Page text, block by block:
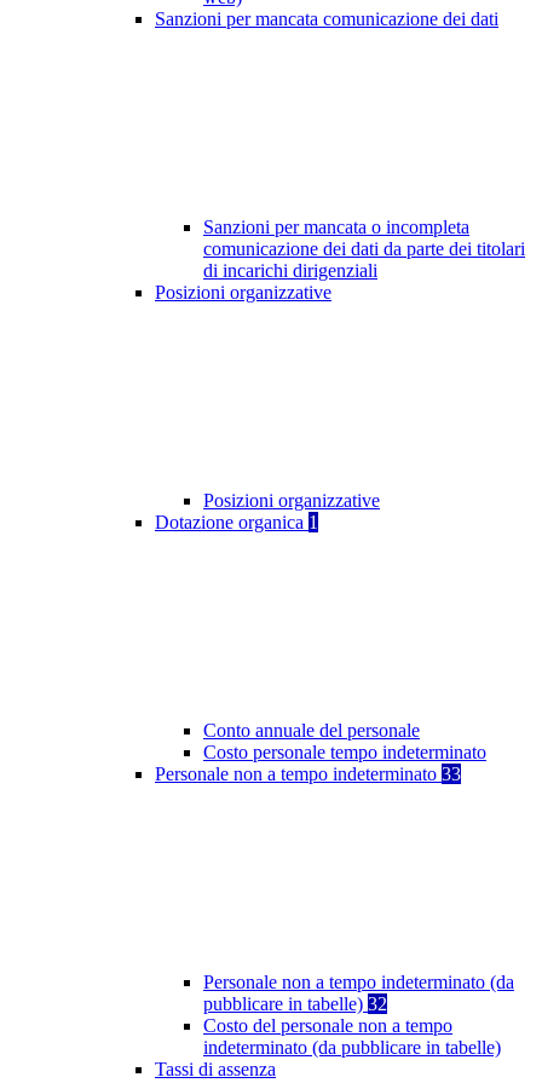
Sanzioni per mancata comunicazione dei dati
Sanzioni per mancata o incompleta
comunicazione dei dati da parte dei titolari
di incarichi dirigenziali
Posizioni organizzative
Posizioni organizzative
Dotazione organica 1
Conto annuale del personale
Costo personale tempo indeterminato
Personale non a tempo indeterminato 33
Personale non a tempo indeterminato (da
pubblicare in tabelle) 32
Costo del personale non a tempo
indeterminato (da pubblicare in tabelle)
Tassi di assenza